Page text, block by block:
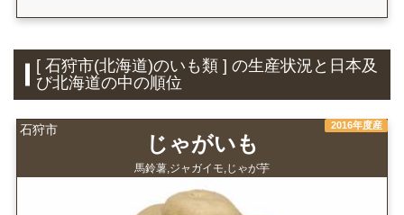
[ 石狩市(北海道)のいも類 ] の生産状況と日本及
び北海道の中の順位
石狩市 2016年度産
じゃがいも
馬鈴薯,ジャガイモ,じゃが芋